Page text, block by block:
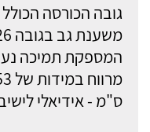
המספקת תמיכה
ס"מ - אידיאלי